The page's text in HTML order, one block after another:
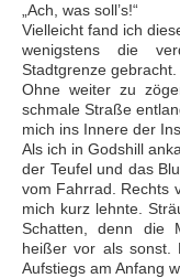
„Ach, was soll’s!“
Vielleicht fand ich
wenigstens die
Stadtgrenze gebracht.
Ohne weiter zu
schmale Straße
mich ins Innere der
Als ich in Godshill
der Teufel und das
vom Fahrrad. Rechts
mich kurz lehnte.
Schatten, denn die
heißer vor als sonst.
Aufstiegs am Anfang